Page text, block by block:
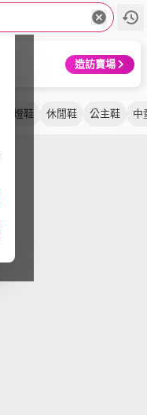
造訪賣場
電燈鞋 休閒鞋 公主鞋 中